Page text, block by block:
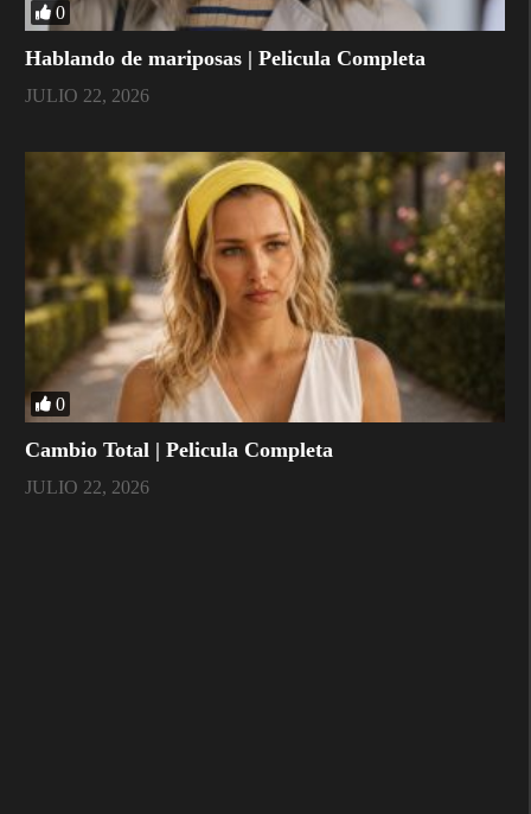
0
Hablando de mariposas | Pelicula Completa
JULIO 22, 2026
0
Cambio Total | Pelicula Completa
JULIO 22, 2026